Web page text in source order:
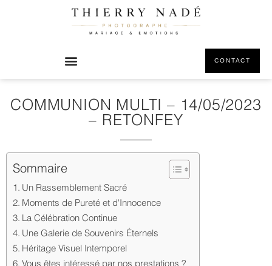
CONTACT
COMMUNION MULTI – 14/05/2023
– RETONFEY
Sommaire
Un Rassemblement Sacré
Moments de Pureté et d'Innocence
La Célébration Continue
Une Galerie de Souvenirs Éternels
Héritage Visuel Intemporel
Vous êtes intéressé par nos prestations ?